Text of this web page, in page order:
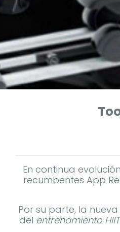
En continua
recumbentes App
Por su parte, la nueva
del entrenamiento HIIT